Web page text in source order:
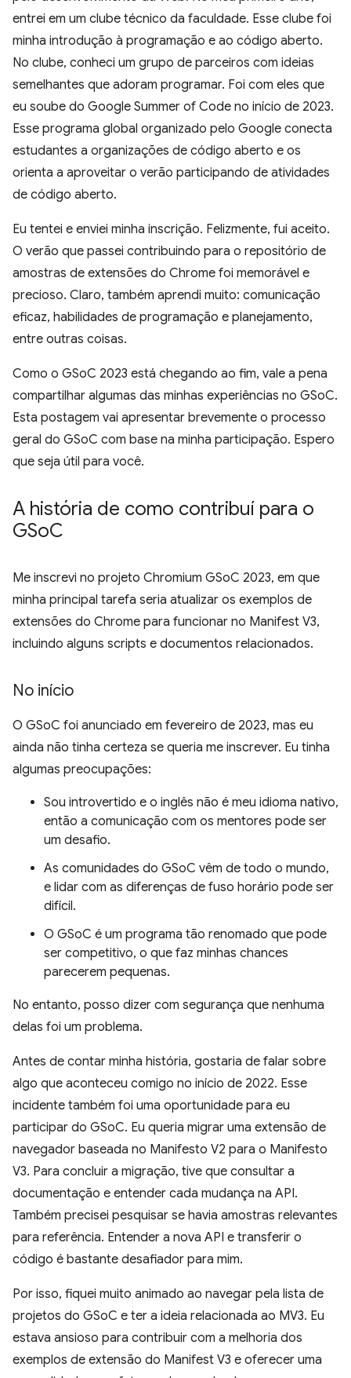
entrei em um clube técnico da faculdade. Esse clube foi
minha introdução à programação e ao código aberto.
No clube, conheci um grupo de parceiros com ideias
semelhantes que adoram programar. Foi com eles que
eu soube do Google Summer of Code no início de 2023.
Esse programa global organizado pelo Google conecta
estudantes a organizações de código aberto e os
orienta a aproveitar o verão participando de atividades
de código aberto.
Eu tentei e enviei minha inscrição. Felizmente, fui aceito.
O verão que passei contribuindo para o repositório de
amostras de extensões do Chrome foi memorável e
precioso. Claro, também aprendi muito: comunicação
eficaz, habilidades de programação e planejamento,
entre outras coisas.
Como o GSoC 2023 está chegando ao fim, vale a pena
compartilhar algumas das minhas experiências no GSoC.
Esta postagem vai apresentar brevemente o processo
geral do GSoC com base na minha participação. Espero
que seja útil para você.
A história de como contribuí para o
GSoC
Me inscrevi no projeto Chromium GSoC 2023, em que
minha principal tarefa seria atualizar os exemplos de
extensões do Chrome para funcionar no Manifest V3,
incluindo alguns scripts e documentos relacionados.
No início
O GSoC foi anunciado em fevereiro de 2023, mas eu
ainda não tinha certeza se queria me inscrever. Eu tinha
algumas preocupações:
Sou introvertido e o inglês não é meu idioma nativo,
então a comunicação com os mentores pode ser
um desafio.
As comunidades do GSoC vêm de todo o mundo,
e lidar com as diferenças de fuso horário pode ser
difícil.
O GSoC é um programa tão renomado que pode
ser competitivo, o que faz minhas chances
parecerem pequenas.
No entanto, posso dizer com segurança que nenhuma
delas foi um problema.
Antes de contar minha história, gostaria de falar sobre
algo que aconteceu comigo no início de 2022. Esse
incidente também foi uma oportunidade para eu
participar do GSoC. Eu queria migrar uma extensão de
navegador baseada no Manifesto V2 para o Manifesto
V3. Para concluir a migração, tive que consultar a
documentação e entender cada mudança na API.
Também precisei pesquisar se havia amostras relevantes
para referência. Entender a nova API e transferir o
código é bastante desafiador para mim.
Por isso, fiquei muito animado ao navegar pela lista de
projetos do GSoC e ter a ideia relacionada ao MV3. Eu
estava ansioso para contribuir com a melhoria dos
exemplos de extensão do Manifest V3 e oferecer uma